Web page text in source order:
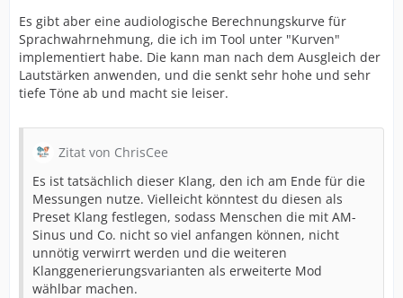
Es gibt aber eine audiologische Berechnungskurve für
Sprachwahrnehmung, die ich im Tool unter "Kurven"
implementiert habe. Die kann man nach dem Ausgleich der
Lautstärken anwenden, und die senkt sehr hohe und sehr
tiefe Töne ab und macht sie leiser.
Zitat von ChrisCee
Es ist tatsächlich dieser Klang, den ich am Ende für die
Messungen nutze. Vielleicht könntest du diesen als
Preset Klang festlegen, sodass Menschen die mit AM-
Sinus und Co. nicht so viel anfangen können, nicht
unnötig verwirrt werden und die weiteren
Klanggenerierungsvarianten als erweiterte Mod
wählbar machen.